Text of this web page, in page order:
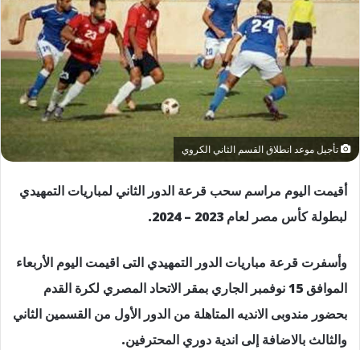
تأجيل موعد انطلاق القسم الثاني الكروي
أقيمت اليوم مراسم سحب قرعة الدور الثاني لمباريات التمهيدي
لبطولة كأس مصر لعام 2023 – 2024.
وأسفرت قرعة مباريات الدور التمهيدي التى اقيمت اليوم الأربعاء
الموافق 15 نوفمبر الجاري بمقر الاتحاد المصري لكرة القدم
بحضور مندوبى الانديه المتاهلة من الدور الأول من القسمين الثاني
والثالث بالاضافة إلى اندية دوري المحترفين.